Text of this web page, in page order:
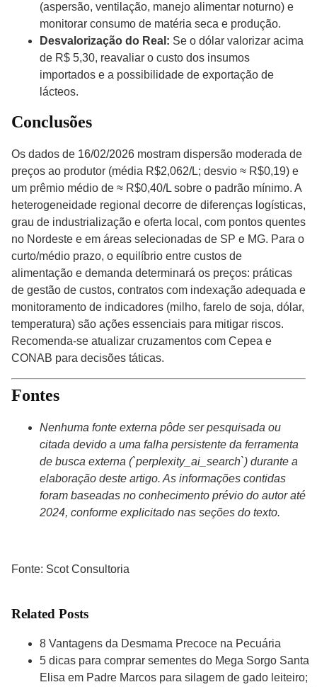
(aspersão, ventilação, manejo alimentar noturno) e
monitorar consumo de matéria seca e produção.
Desvalorização do Real: Se o dólar valorizar acima
de R$ 5,30, reavaliar o custo dos insumos
importados e a possibilidade de exportação de
lácteos.
Conclusões
Os dados de 16/02/2026 mostram dispersão moderada de
preços ao produtor (média R$2,062/L; desvio ≈ R$0,19) e
um prêmio médio de ≈ R$0,40/L sobre o padrão mínimo. A
heterogeneidade regional decorre de diferenças logísticas,
grau de industrialização e oferta local, com pontos quentes
no Nordeste e em áreas selecionadas de SP e MG. Para o
curto/médio prazo, o equilíbrio entre custos de
alimentação e demanda determinará os preços: práticas
de gestão de custos, contratos com indexação adequada e
monitoramento de indicadores (milho, farelo de soja, dólar,
temperatura) são ações essenciais para mitigar riscos.
Recomenda-se atualizar cruzamentos com Cepea e
CONAB para decisões táticas.
Fontes
Nenhuma fonte externa pôde ser pesquisada ou
citada devido a uma falha persistente da ferramenta
de busca externa (`perplexity_ai_search`) durante a
elaboração deste artigo. As informações contidas
foram baseadas no conhecimento prévio do autor até
2024, conforme explicitado nas seções do texto.
Fonte: Scot Consultoria
Related Posts
8 Vantagens da Desmama Precoce na Pecuária
5 dicas para comprar sementes do Mega Sorgo Santa
Elisa em Padre Marcos para silagem de gado leiteiro;